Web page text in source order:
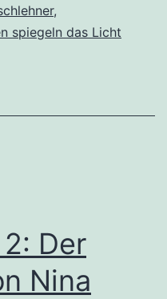
,
spiegeln das Licht
Der
Nina